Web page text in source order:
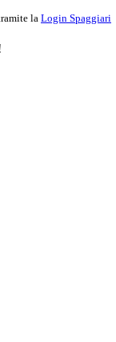
la Login Spaggiari